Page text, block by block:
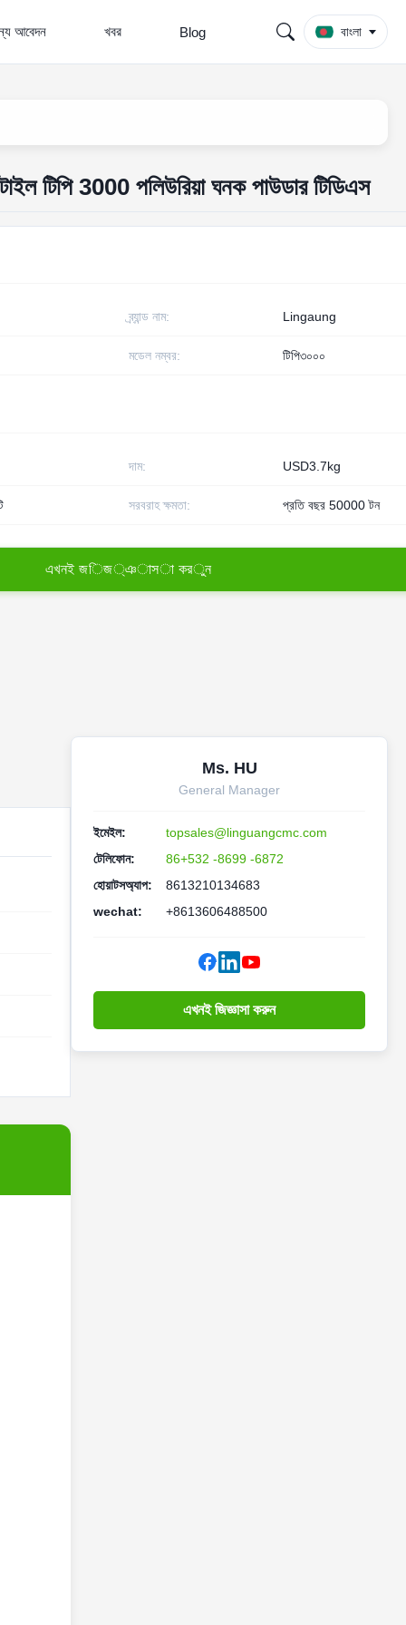
আবেদন খবর Blog বাংলা
টিপি 3000 পলিউরিয়া ঘনক পাউডার টিডিএস
ব্র্যান্ড নাম: Lingaung
মডেল নম্বর: টিপি৩০০০
দাম: USD3.7kg
সরবরাহ ক্ষমতা: প্রতি বছর 50000 টন
এখনই জিজ্ঞাসা করুন
Ms. HU
General Manager
ইমেইল:
topsales@linguangcmc.com
টেলিফোন:
86+532 -8699 -6872
হোয়াটসঅ্যাপ:
8613210134683
wechat:
+8613606488500
এখনই জিজ্ঞাসা করুন